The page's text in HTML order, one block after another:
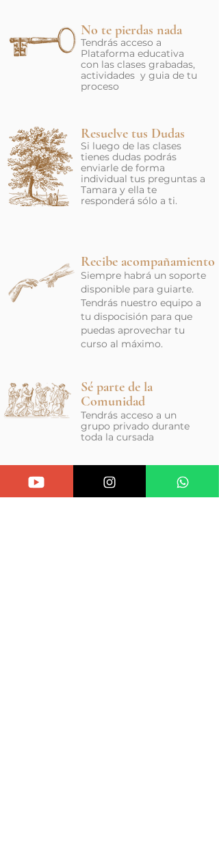
No te pierdas nada
Tendrás acceso a
Plataforma educativa
con las clases grabadas,
actividades y guia de tu
proceso
Resuelve tus Dudas
Si luego de las clases
tienes dudas podrás
enviarle de forma
individual tus preguntas a
Tamara y ella te
responderá sólo a ti.
Recibe acompañamiento
Siempre habrá un soporte
disponible para guiarte.
Tendrás nuestro equipo a
tu dispocisión para que
puedas aprovechar tu
curso al máximo.
Sé parte de la
Comunidad
Tendrás acceso a un
grupo privado durante
toda la cursada
Profundiza tus
conocimientos